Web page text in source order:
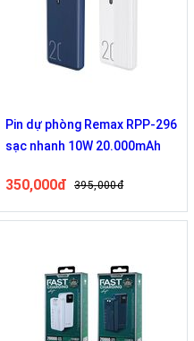
Pin dự phòng Remax RPP-296
sạc nhanh 10W 20.000mAh
350,000đ 395,000đ